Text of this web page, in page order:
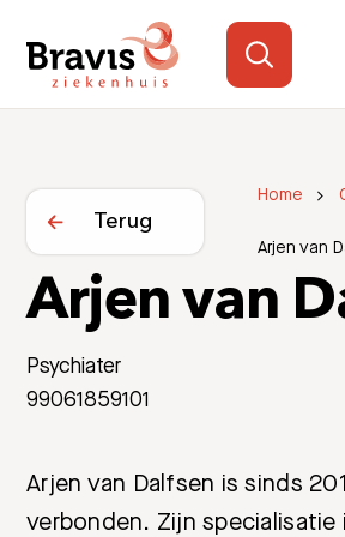
Home
Arjen van
Terug
Arjen van
Psychiater
99061859101
Arjen van Dalfsen is sinds
verbonden. Zijn specialisatie